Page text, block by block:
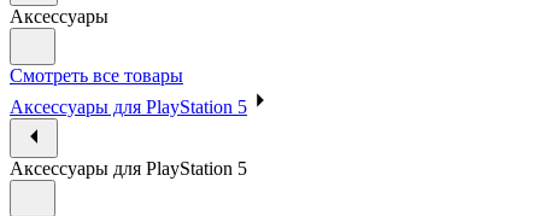
Аксессуары
Смотреть все товары
Аксессуары для PlayStation 5
Аксессуары для PlayStation 5